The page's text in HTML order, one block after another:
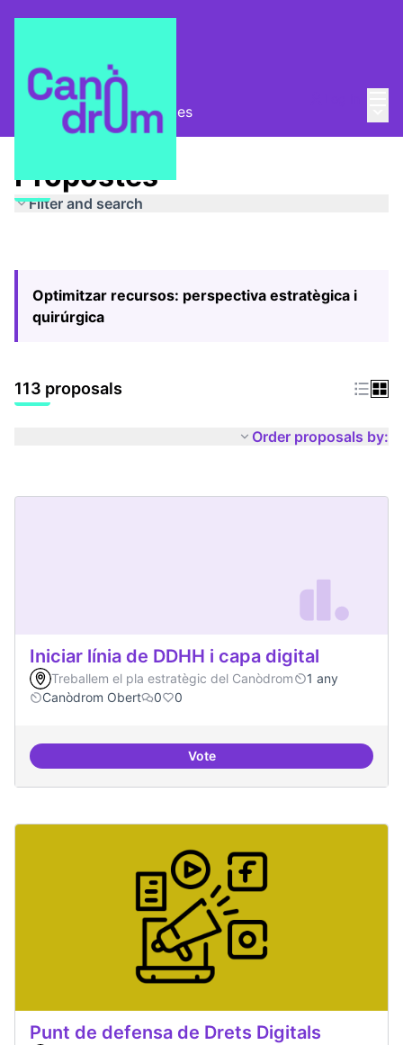
Pla Estratègic Propostes
Propostes
Filter and search
Optimitzar recursos: perspectiva estratègica i
quirúrgica
113 proposals
Order proposals by:
Iniciar línia de DDHH i capa digital
Treballem el pla estratègic del Canòdrom
1 any
Canòdrom Obert
0 0
VoteIniciar línia de DDHH i capa
Punt de defensa de Drets Digitals